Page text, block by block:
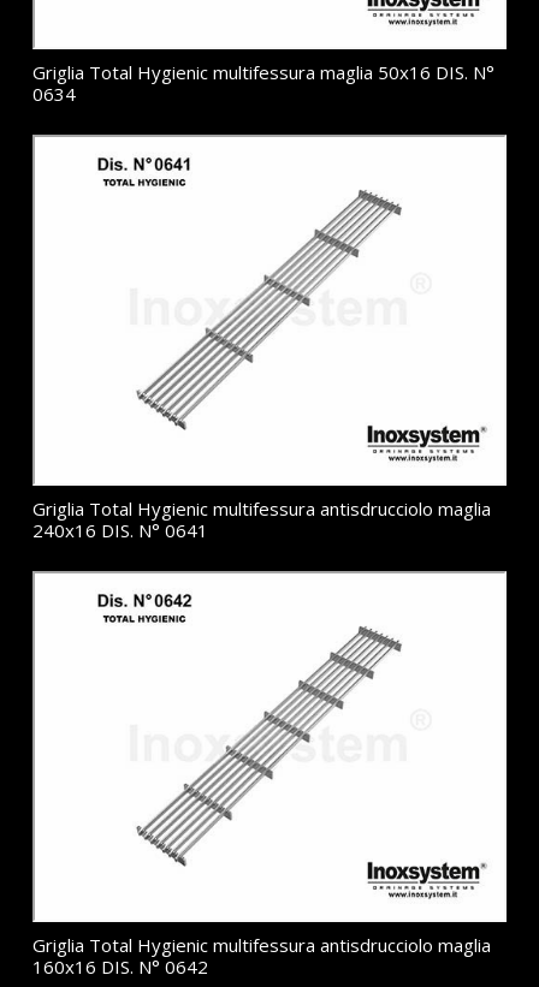
Griglia Total Hygienic multifessura maglia 50x16 DIS. N°
0634
Griglia Total Hygienic multifessura antisdrucciolo maglia
240x16 DIS. N° 0641
Griglia Total Hygienic multifessura antisdrucciolo maglia
160x16 DIS. N° 0642